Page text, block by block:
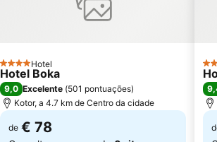
4 Estrelas
Hotel
Hotel Boka
9,0 Excelente (501 pontuações)
Kotor, a 4.7 km de Centro da cidade
de € 78
4